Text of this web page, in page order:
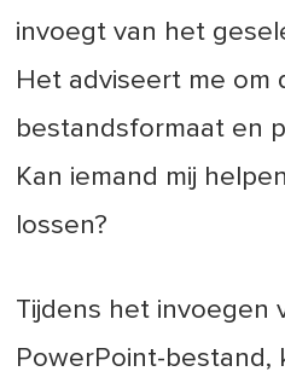
invoegt van het
Het adviseert me om
bestandsformaat en
Kan iemand mij
lossen?
Tijdens het invoegen
PowerPoint-